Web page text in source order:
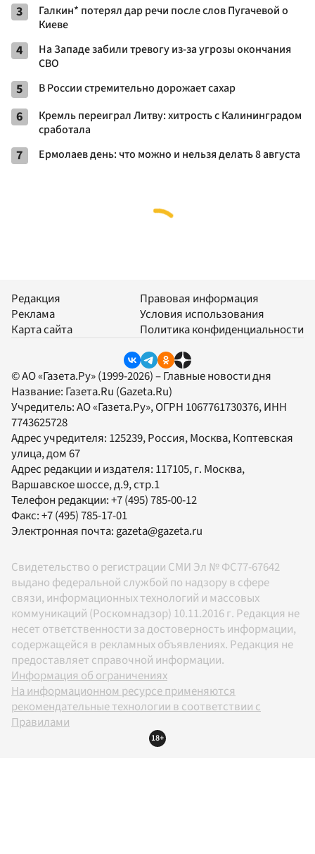
3
Галкин* потерял дар речи после слов Пугачевой о
Киеве
4
На Западе забили тревогу из-за угрозы окончания
СВО
5 В России стремительно дорожает сахар
6
Кремль переиграл Литву: хитрость с Калининградом
сработала
7 Ермолаев день: что можно и нельзя делать 8 августа
Редакция
Реклама
Карта сайта
Правовая информация
Условия использования
Политика конфиденциальности
© АО «Газета.Ру» (1999-2026) – Главные новости дня
Название: Газета.Ru (Gazeta.Ru)
Учредитель:АО «Газета.Ру», ОГРН 1067761730376, ИНН
7743625728
Адрес учредителя: 125239, Россия, Москва, Коптевская
улица, дом 67
Адрес редакции и издателя: 117105, г. Москва,
Варшавское шоссе, д.9, стр.1
Телефон редакции:+7 (495) 785-00-12
Факс:+7 (495) 785-17-01
Электронная почта:gazeta@gazeta.ru
Свидетельство о регистрации СМИ Эл № ФС77-67642
выдано федеральной службой по надзору в сфере
связи, информационных технологий и массовых
коммуникаций (Роскомнадзор) 10.11.2016 г. Редакция не
несет ответственности за достоверность информации,
содержащейся в рекламных объявлениях. Редакция не
предоставляет справочной информации.
Информация об ограничениях
На информационном ресурсе применяются
рекомендательные технологии в соответствии с
Правилами
18+